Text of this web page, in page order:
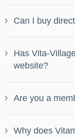
Ouvrir
Can I buy
Ouvrir
Has Vita-
website?
Ouvrir
Are you a
Ouvrir
Why does